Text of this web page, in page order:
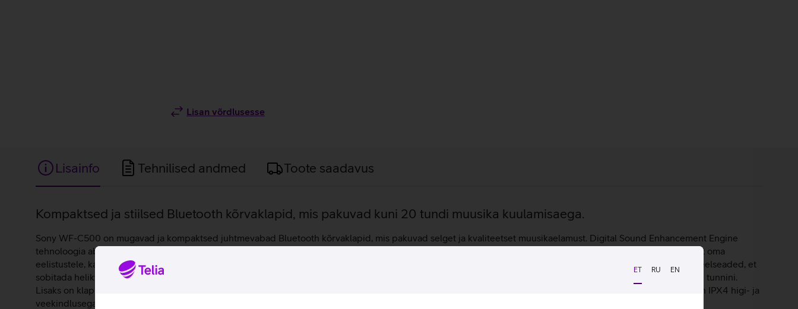
ET RU EN
Lisan võrdlusesse
Lisainfo Tehnilised andmed Toote saadavus
Lisainfo
Kompaktsed ja stiilsed Bluetooth kõrvaklapid, mis pakuvad kuni 20 tundi muusika kuulamisaega.
Sony WF-C500 on mugavad ja kompaktsed juhtmevabad Bluetooth kõrvaklapid, mis pakuvad selget ja kvaliteetset muusikaelamust. Digital Sound Enhancement Engine
tehnoloogia abil taastatakse kõrgsagedusheli, mistõttu saad nautida klappidega autentsemat kuulamiskogemust. Kõrvaklappidega saab kohandada heli vastavalt oma
eelistustele, kasutades selleks Sony Headphones Connecti rakenduses olevat Connect EQ funktsioone. Valida saab erinevate eelseadete hulgast või luua oma eelseaded, et
sobitada helikvaliteet kuulatava muusikažanriga kokku. Kõrvaklappidel on kuni 10-tunnine aku kestvus, mida on võimalik laadimiskarbi abil pikendada tervelt 20 tunnini.
Lisaks on klappidel integreeritud mikrofon, mis aitab mugavalt teha käed-vabad kõnesid ning kasutada Alexa või Google Assistanti häälassistenti. Kõrvaklapid on IPX4 higi- ja
veekindlusega, mistõttu saab neid kasutada vihmasajus kui ka intensiivse treeningu ajal.